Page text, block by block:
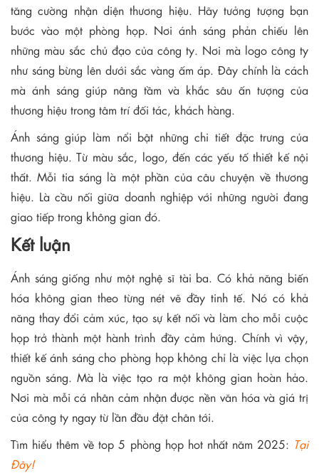
tăng cường nhận diện thương hiệu. Hãy tưởng tượng bạn
bước vào một phòng họp. Nơi ánh sáng phản chiếu lên
những màu sắc chủ đạo của công ty. Nơi mà logo công ty
như sáng bừng lên dưới sắc vàng ấm áp. Đây chính là cách
mà ánh sáng giúp nâng tầm và khắc sâu ấn tượng của
thương hiệu trong tâm trí đối tác, khách hàng.
Ánh sáng giúp làm nổi bật những chi tiết đặc trưng của
thương hiệu. Từ màu sắc, logo, đến các yếu tố thiết kế nội
thất. Mỗi tia sáng là một phần của câu chuyện về thương
hiệu. Là cầu nối giữa doanh nghiệp với những người đang
giao tiếp trong không gian đó.
Kết luận
Ánh sáng giống như một nghệ sĩ tài ba. Có khả năng biến
hóa không gian theo từng nét vẽ đầy tinh tế. Nó có khả
năng thay đổi cảm xúc, tạo sự kết nối và làm cho mỗi cuộc
họp trở thành một hành trình đầy cảm hứng. Chính vì vậy,
thiết kế ánh sáng cho phòng họp không chỉ là việc lựa chọn
nguồn sáng. Mà là việc tạo ra một không gian hoàn hảo.
Nơi mà mỗi cá nhân cảm nhận được nền văn hóa và giá trị
của công ty ngay từ lần đầu đặt chân tới.
Tìm hiểu thêm về top 5 phòng họp hot nhất năm 2025: Tại
Đây!